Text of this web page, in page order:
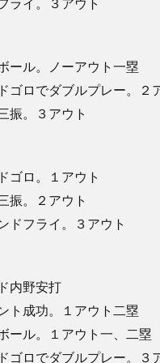
ライ。３アウト
ール。ノーアウト一塁
ロでダブルプレー。２
振。３アウト
ゴロ。１アウト
振。２アウト
フライ。３アウト
内野安打
ト成功。１アウト二塁
ール。１アウト一、二塁
ロでダブルプレー。３